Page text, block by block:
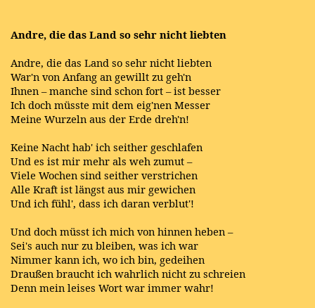
Andre, die das Land so sehr nicht liebten
Andre, die das Land so sehr nicht liebten
War'n von Anfang an gewillt zu geh'n
Ihnen – manche sind schon fort – ist besser
Ich doch müsste mit dem eig'nen Messer
Meine Wurzeln aus der Erde dreh'n!
Keine Nacht hab' ich seither geschlafen
Und es ist mir mehr als weh zumut –
Viele Wochen sind seither verstrichen
Alle Kraft ist längst aus mir gewichen
Und ich fühl', dass ich daran verblut'!
Und doch müsst ich mich von hinnen heben –
Sei's auch nur zu bleiben, was ich war
Nimmer kann ich, wo ich bin, gedeihen
Draußen braucht ich wahrlich nicht zu schreien
Denn mein leises Wort war immer wahr!